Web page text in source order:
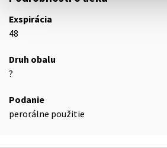
Exspirácia
48
Druh obalu
?
Podanie
perorálne použitie